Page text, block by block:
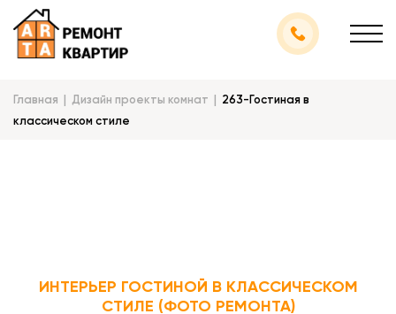
Главная Дизайн проекты комнат
263-Гостиная в
классическом стиле
ИНТЕРЬЕР ГОСТИНОЙ В КЛАССИЧЕСКОМ
СТИЛЕ (ФОТО РЕМОНТА)